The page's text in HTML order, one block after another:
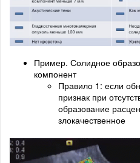
Пример. Солидное
компонент
Правило 1: если
признак при
образование
злокачественное